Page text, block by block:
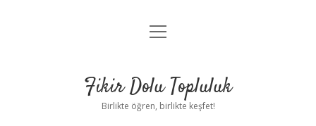
Anasayfa
Yasal Uyarı
menüyü
Fikir Dolu Topluluk
Birlikte öğren, birlikte keşfet!